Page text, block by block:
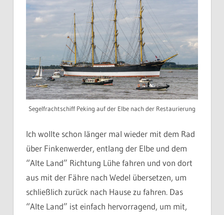
Segelfrachtschiff Peking auf der Elbe nach der Restaurierung
Ich wollte schon länger mal wieder mit dem Rad
über Finkenwerder, entlang der Elbe und dem
“Alte Land” Richtung Lühe fahren und von dort
aus mit der Fähre nach Wedel übersetzen, um
schließlich zurück nach Hause zu fahren. Das
“Alte Land” ist einfach hervorragend, um mit,